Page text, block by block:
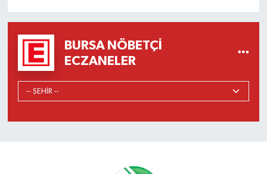
BURSA NÖBETÇI
ECZANELER